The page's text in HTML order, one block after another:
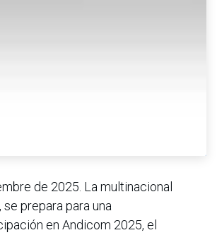
de 2025. La multinacional
se prepara para una
en Andicom 2025, el